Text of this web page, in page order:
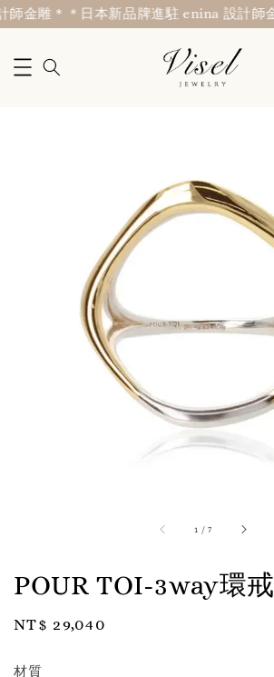
金雕＊ ＊日本新品牌進駐 enina 設計師金
1 /7
POUR TOI-3way環
Regular
NT$ 29,040
材質